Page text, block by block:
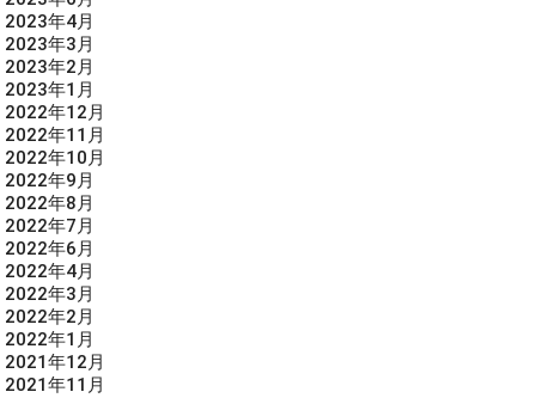
2023年4月
2023年3月
2023年2月
2023年1月
2022年12月
2022年11月
2022年10月
2022年9月
2022年8月
2022年7月
2022年6月
2022年4月
2022年3月
2022年2月
2022年1月
2021年12月
2021年11月